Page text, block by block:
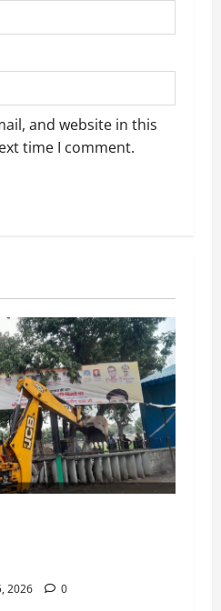
and website in this
time I comment.
2026 0